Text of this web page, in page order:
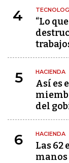
4
“Lo
5 HACIENDA
Así es
del
6 HACIENDA
Las 62
manos